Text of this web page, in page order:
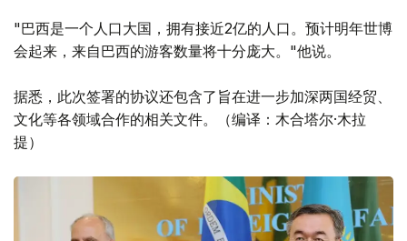
"巴西是一个人口大国，拥有接近2亿的人口。预计明年世博
会起来，来自巴西的游客数量将十分庞大。"他说。
据悉，此次签署的协议还包含了旨在进一步加深两国经贸、
文化等各领域合作的相关文件。（编译：木合塔尔·木拉
提）